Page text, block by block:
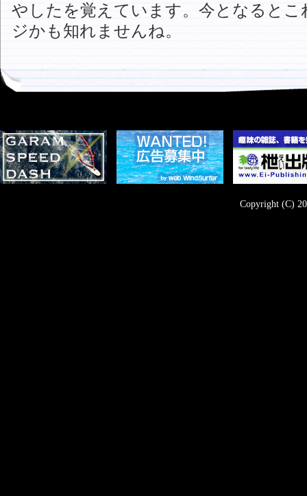
やしたを覚えています。今となるとこ
ジかも知れませんね。
Copyright (C)